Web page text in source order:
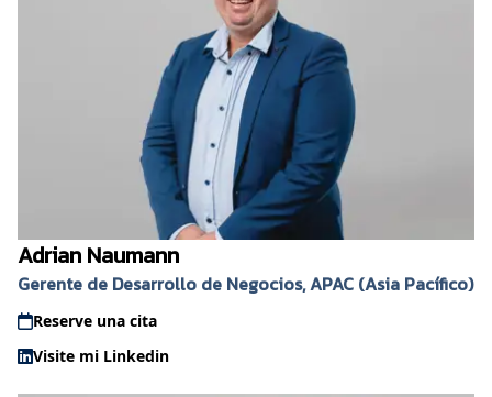
Adrian Naumann
Gerente de Desarrollo de Negocios, APAC (Asia Pacífico)
Reserve una cita
Visite mi Linkedin